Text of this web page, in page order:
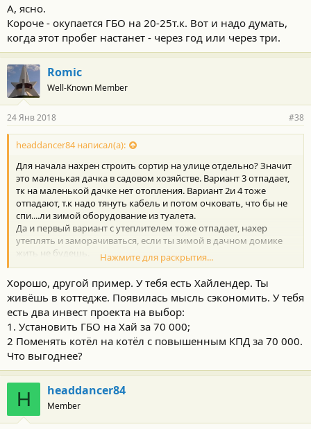
совсем по разному (в зависимости от принятого или
рассчитанного на статистике коэффициента дисконтирования).
Может сложится такая ситуация, что выгоднее инвестировать в
другой проект (купить акции, вложить в банк, пустить в
производство или закупку товара для перепродажи, или ещё
куда), а на полученную прибыль (доход) оплачивать разницу в
затратах между газом и бензином.
То, что предлагают интернет калькуляторы по экономии газа
называется простой срок окупаемости и не более того.
А, ясно.
Короче - окупается ГБО на 20-25т.к. Вот и надо думать,
когда этот пробег настанет - через год или через три.
Romic
Well-Known Member
24 Янв 2018 #38
headdancer84 написал(а):
Для начала нахрен строить сортир на улице отдельно? Значит
это маленькая дачка в садовом хозяйстве. Вариант 3 отпадает,
тк на маленькой дачке нет отопления. Вариант 2и 4 тоже
отпадают, т.к надо тянуть кабель и потом очковать, что бы не
спи....ли зимой оборудование из туалета.
Да и первый вариант с утеплителем тоже отпадает, нахер
утеплять и заморачиваться, если ты зимой в дачном домике
жить не будешь.
Правильный ответ- потратить эти $ на себя любимого.
Вложить в здоровье. Вот самая идеальная инвестиция
Нажмите для раскрытия...
Хорошо, другой пример. У тебя есть Хайлендер. Ты
живёшь в коттедже. Появилась мысль сэкономить. У тебя
есть два инвест проекта на выбор:
1. Установить ГБО на Хай за 70 000;
2 Поменять котёл на котёл с повышенным КПД за 70 000.
Что выгоднее?
H headdancer84
Member